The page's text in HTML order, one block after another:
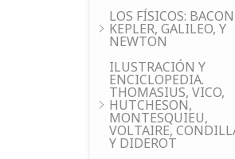
LOS FÍSICOS:
KEPLER, GALILEO, Y
NEWTON
ILUSTRACIÓN Y
ENCICLOPEDIA.
THOMASIUS, VICO,
HUTCHESON,
MONTESQUIEU,
VOLTAIRE,
Y DIDEROT